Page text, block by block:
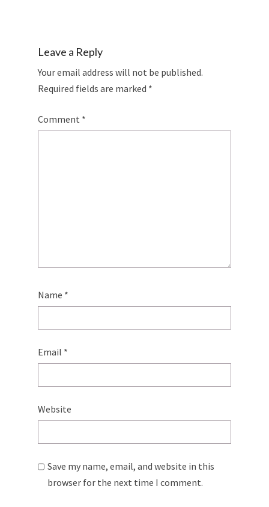
Leave a Reply
Your email address will not be published.
Required fields are marked *
Comment *
Name *
Email *
Website
Save my name, email, and website in this
browser for the next time I comment.